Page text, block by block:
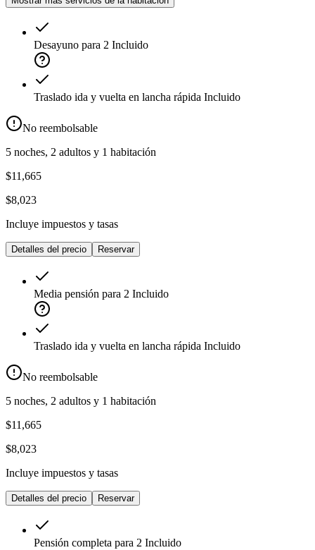
Desayuno para 2 Incluido
Traslado ida y vuelta en lancha rápida Incluido
No reembolsable
5 noches, 2 adultos y 1 habitación
$11,665
$8,023
Incluye impuestos y tasas
Detalles del precio Reservar
Media pensión para 2 Incluido
Traslado ida y vuelta en lancha rápida Incluido
No reembolsable
5 noches, 2 adultos y 1 habitación
$11,665
$8,023
Incluye impuestos y tasas
Detalles del precio Reservar
Pensión completa para 2 Incluido